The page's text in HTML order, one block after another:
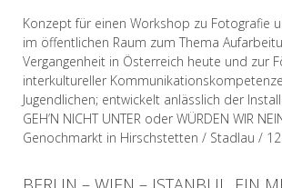
Konzept für einen Workshop zu Fotografie
im öffentlichen Raum zum Thema
Vergangenheit in Österreich heute und zur
interkultureller
Jugendlichen; entwickelt anlässlich der
GEH’N NICHT UNTER oder WÜRDEN WIR
Genochmarkt in Hirschstetten / Stadlau /